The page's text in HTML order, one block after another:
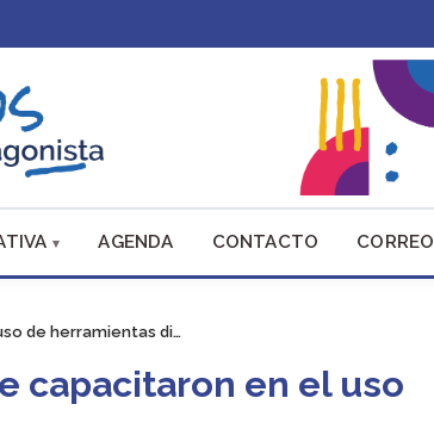
AGENDA CONTACTO CORREO
de herramientas di…
capacitaron en el uso